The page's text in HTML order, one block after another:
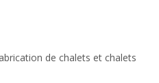
de chalets et chalets